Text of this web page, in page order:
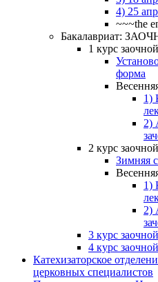
4) 25
~~~the
Бакалавриат:
1 курс
форма
1)
2)
2 курс
Зимняя
1)
2)
3 курс
4 курс
Катехизаторское
церковных специалистов